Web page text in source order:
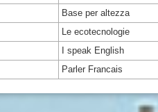
Base per altezza
Le ecotecnologie
I speak English
Parler Francais